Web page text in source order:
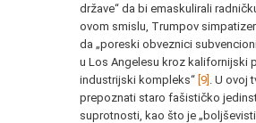
države“ da bi emaskulirali
ovom smislu, Trumpov
da „poreski obveznici
u Los Angelesu kroz kalifornijski
industrijski kompleks“ [9] . U ovoj
prepoznati staro fašističko
suprotnosti, kao što je